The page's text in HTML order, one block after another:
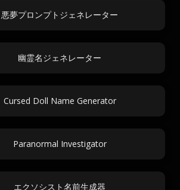
悪夢プロンプトジェネレーター
幽霊名ジェネレーター
Cursed Doll Name Generator
Paranormal Investigator
エクソシスト名前生成器